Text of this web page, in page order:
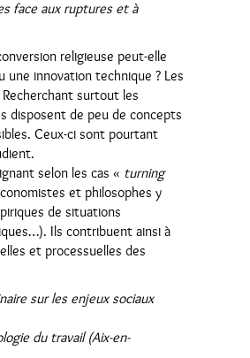
face aux ruptures et à
religieuse peut-elle
une innovation technique ? Les
surtout les
disposent de peu de concepts
Ceux-ci sont pourtant
selon les cas « turning
et philosophes y
de situations
Ils contribuent ainsi à
et processuelles des
sur les enjeux sociaux
du travail (Aix-en-